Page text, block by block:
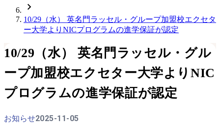
10/29（水） 英名門ラッセル・グループ加盟校エクセタ
ー大学よりNICプログラムの進学保証が認定
10/29（水） 英名門ラッセル・グル
ープ加盟校エクセター大学よりNIC
プログラムの進学保証が認定
お知らせ2025-11-05